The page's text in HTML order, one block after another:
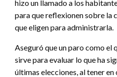
hizo un llamado a los
para que reflexionen sobre la
que eligen para administrarla.
Aseguró que un paro como el
sirve para evaluar lo que ha
últimas elecciones, al tener